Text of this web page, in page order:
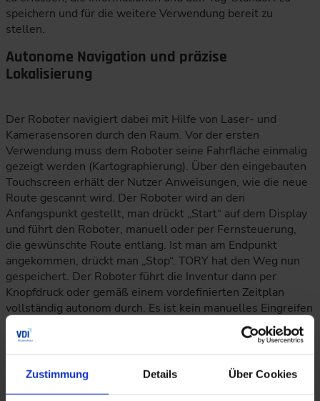
Zustimmung Details Über Cookies
speichern und für die weitere Verwendung bereit zu
stellen.
Autonome Navigation und präzise
Lokalisierung
Der Roboter navigiert dabei mit Hilfe von Laser- und
Kamerasensoren durch den Raum. Vor der ersten
Verwendung muss dem Roboter seine Fahrfläche einmalig
gezeigt werden (Kartographierung). Über den eingebauten
Touchscreen erhält der Nutzer Anweisungen, wie die neue
Route gescannt wird. Der Roboter wird an den
Anfangspunkt gestellt, man drückt „Start“ auf dem Display
und führt den Roboter, manuell oder per Fernsteuerung,
die gewünschte Route entlang. Ist man am Endpunkt
angekommen, drückt man „Stop“. TORY hat den Weg nun
gespeichert. Der Roboter führt die Inventur dann per
Knopfdruck oder gemäß einem vordefinierten Zeitplan
vollständig autonom durch. Es ist kein manuelles Eingreifen
notwendig.
Die eingebauten UHF-RFID-Leser ermöglichen es TORY
zusätzlich, getaggte Produkte gezielt zu lokalisieren. Somit
kann der Roboter auch als Shopping-Assistent für Kunden